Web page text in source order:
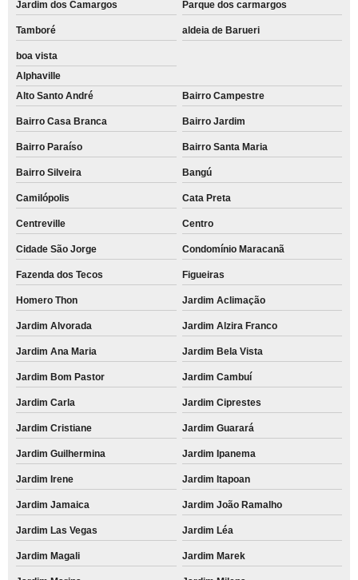
Jardim dos Camargos Parque dos carmargos
Tamboré aldeia de Barueri
boa vista
Alphaville
Alto Santo André
Bairro Campestre
Bairro Casa Branca Bairro Jardim
Bairro Paraíso Bairro Santa Maria
Bairro Silveira Bangú
Camilópolis Cata Preta
Centreville Centro
Cidade São Jorge Condomínio Maracanã
Fazenda dos Tecos Figueiras
Homero Thon Jardim Aclimação
Jardim Alvorada Jardim Alzira Franco
Jardim Ana Maria Jardim Bela Vista
Jardim Bom Pastor Jardim Cambuí
Jardim Carla Jardim Ciprestes
Jardim Cristiane Jardim Guarará
Jardim Guilhermina Jardim Ipanema
Jardim Irene Jardim Itapoan
Jardim Jamaica Jardim João Ramalho
Jardim Las Vegas Jardim Léa
Jardim Magali Jardim Marek